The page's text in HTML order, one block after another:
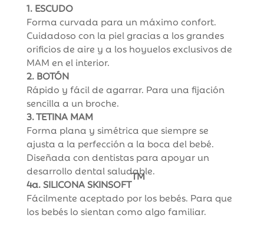
1. ESCUDO
Forma curvada para un máximo confort.
Cuidadoso con la piel gracias a los grandes
orificios de aire y a los hoyuelos exclusivos de
MAM en el interior.
2. BOTÓN
Rápido y fácil de agarrar. Para una fijación
sencilla a un broche.
3. TETINA MAM
Forma plana y simétrica que siempre se
ajusta a la perfección a la boca del bebé.
Diseñada con dentistas para apoyar un
desarrollo dental saludable.
4a. SILICONA SKINSOFT
TM
Fácilmente aceptado por los bebés. Para que
los bebés lo sientan como algo familiar.